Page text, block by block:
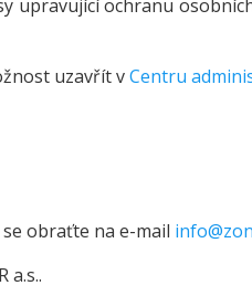
upravující ochranu
uzavřít vCentru
obraťte na e-mail
a.s..